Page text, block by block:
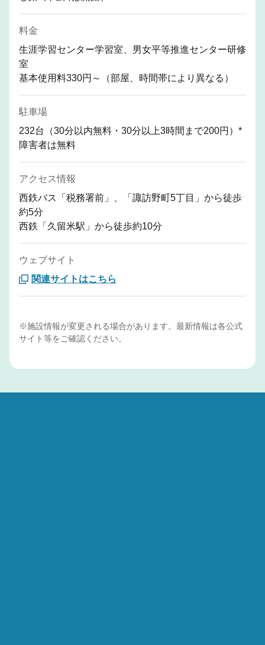
料金
生涯学習センター学習室、男女平等推進センター研修
室
基本使用料330円～（部屋、時間帯により異なる）
駐車場
232台（30分以内無料・30分以上3時間まで200円）*
障害者は無料
アクセス情報
西鉄バス「税務署前」、「諏訪野町5丁目」から徒歩
約5分
西鉄「久留米駅」から徒歩約10分
ウェブサイト
関連サイトはこちら
※施設情報が変更される場合があります。最新情報は各公式
サイト等をご確認ください。